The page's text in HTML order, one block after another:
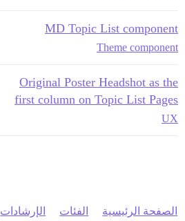
MD Topic List component
Theme component
Original Poster Headshot as the
first column on Topic List Pages
UX
الصفحة الرئيسية الفئات الإرشادات